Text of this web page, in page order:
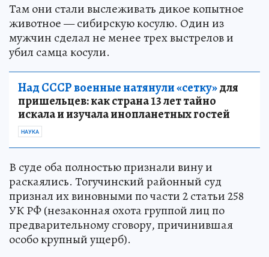
Там они стали выслеживать дикое копытное
животное — сибирскую косулю. Один из
мужчин сделал не менее трех выстрелов и
убил самца косули.
Над СССР военные натянули «сетку»для
пришельцев: как страна 13 лет тайно
искала и изучала инопланетных гостей
НАУКА
В суде оба полностью признали вину и
раскаялись. Тогучинский районный суд
признал их виновными по части 2 статьи 258
УК РФ (незаконная охота группой лиц по
предварительному сговору, причинившая
особо крупный ущерб).